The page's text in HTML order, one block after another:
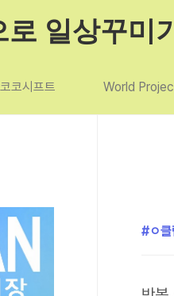
일상꾸미
코코시프트 World
ㅇ